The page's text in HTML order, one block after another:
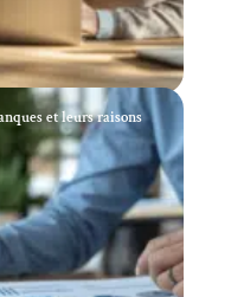
et leurs raisons